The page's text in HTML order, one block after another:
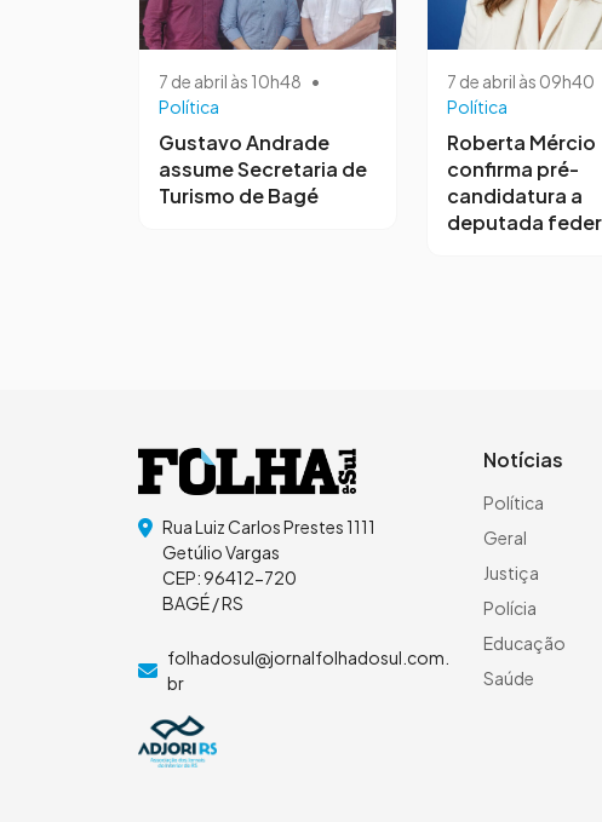
7 de abril às 10h48 •
Política
Gustavo Andrade
assume Secretaria de
Turismo de Bagé
7 de abril às 09h40
Política
Roberta Mércio
confirma pré-
candidatura a
deputada
Rua Luiz Carlos Prestes 1111
Getúlio Vargas
CEP: 96412-720
BAGÉ / RS
folhadosul@jornalfolhadosul.com.
br
Notícias
Política
Geral
Justiça
Polícia
Educação
Saúde